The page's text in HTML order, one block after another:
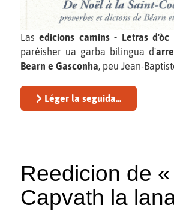
Lasedicions camins - Letras d'òc
paréisher ua garba bilingua d'
Bearn e Gasconha, peu Jean-
Léger la seguida...
Reedicion de «
Capvath la